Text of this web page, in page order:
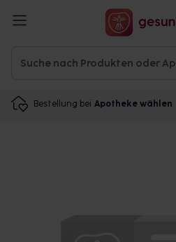
Bestellung bei Apotheke wählen